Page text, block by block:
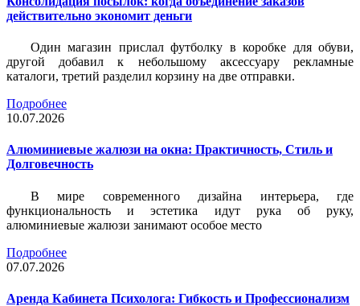
действительно экономит деньги
Один магазин прислал футболку в коробке для обуви,
другой добавил к небольшому аксессуару рекламные
каталоги, третий разделил корзину на две отправки.
Подробнее
10.07.2026
Алюминиевые жалюзи на окна: Практичность, Стиль и
Долговечность
В мире современного дизайна интерьера, где
функциональность и эстетика идут рука об руку,
алюминиевые жалюзи занимают особое место
Подробнее
07.07.2026
Аренда Кабинета Психолога: Гибкость и Профессионализм